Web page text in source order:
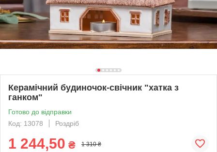
Керамічний будиночок-свічник "хатка з
ганком"
Готово до відправки
Код: 13078
Роздріб
1 244,50 ₴ 1 310 ₴